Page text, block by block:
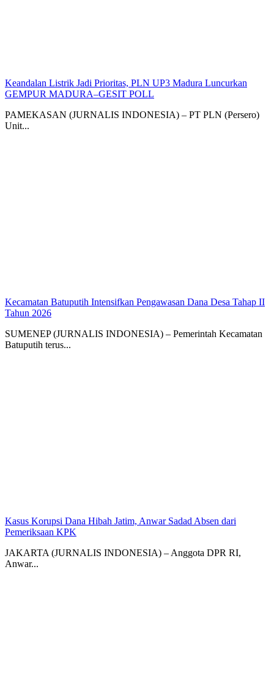
Keandalan Listrik Jadi Prioritas, PLN UP3 Madura Luncurkan
GEMPUR MADURA–GESIT POLL
PAMEKASAN (JURNALIS INDONESIA) – PT PLN (Persero)
Unit...
Kecamatan Batuputih Intensifkan Pengawasan Dana Desa Tahap II
Tahun 2026
SUMENEP (JURNALIS INDONESIA) – Pemerintah Kecamatan
Batuputih terus...
Kasus Korupsi Dana Hibah Jatim, Anwar Sadad Absen dari
Pemeriksaan KPK
JAKARTA (JURNALIS INDONESIA) – Anggota DPR RI,
Anwar...